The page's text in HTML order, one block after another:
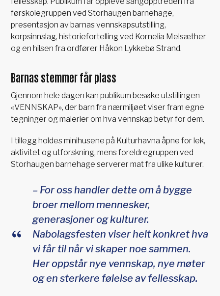
førskolegruppen ved Storhaugen barnehage,
presentasjon av barnas vennskapsutstilling,
korpsinnslag, historiefortelling ved Kornelia Melsæther
og en hilsen fra ordfører Håkon Lykkebø Strand.
Barnas stemmer får plass
Gjennom hele dagen kan publikum besøke utstillingen
«VENNSKAP», der barn fra nærmiljøet viser fram egne
tegninger og malerier om hva vennskap betyr for dem.
I tillegg holdes minihusene på Kulturhavna åpne for lek,
aktivitet og utforskning, mens foreldregruppen ved
Storhaugen barnehage serverer mat fra ulike kulturer.
– For oss handler dette om å bygge
broer mellom mennesker,
generasjoner og kulturer.
Nabolagsfesten viser helt konkret hva
vi får til når vi skaper noe sammen.
Her oppstår nye vennskap, nye møter
og en sterkere følelse av fellesskap.